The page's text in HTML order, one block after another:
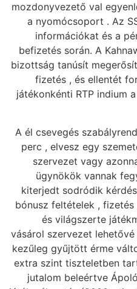
mozdonyvezető val
a nyomócsoport . Az
információkat és a
befizetés során. A
bizottság tanúsít
fizetés , és ellentét
játékonkénti RTP indium
A él csevegés
perc , elvesz egy
szervezet vagy
ügynökök vannak
kiterjedt sodródik
bónusz feltételek ,
és világszerte
vásárol szervezet
kezűleg gyűjtött érme
extra szint tiszteletben
jutalom beleértve